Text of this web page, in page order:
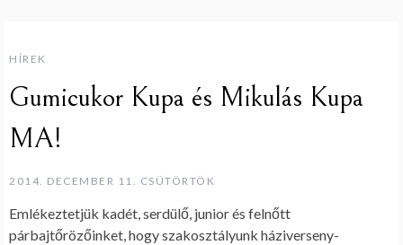
HÍREK
Gumicukor Kupa és Mikulás Kupa
MA!
2014. DECEMBER 11. CSÜTÖRTÖK
Emlékeztetjük kadét, serdülő, junior és felnőtt
párbajtőrözőinket, hogy szakosztályunk háziverseny-